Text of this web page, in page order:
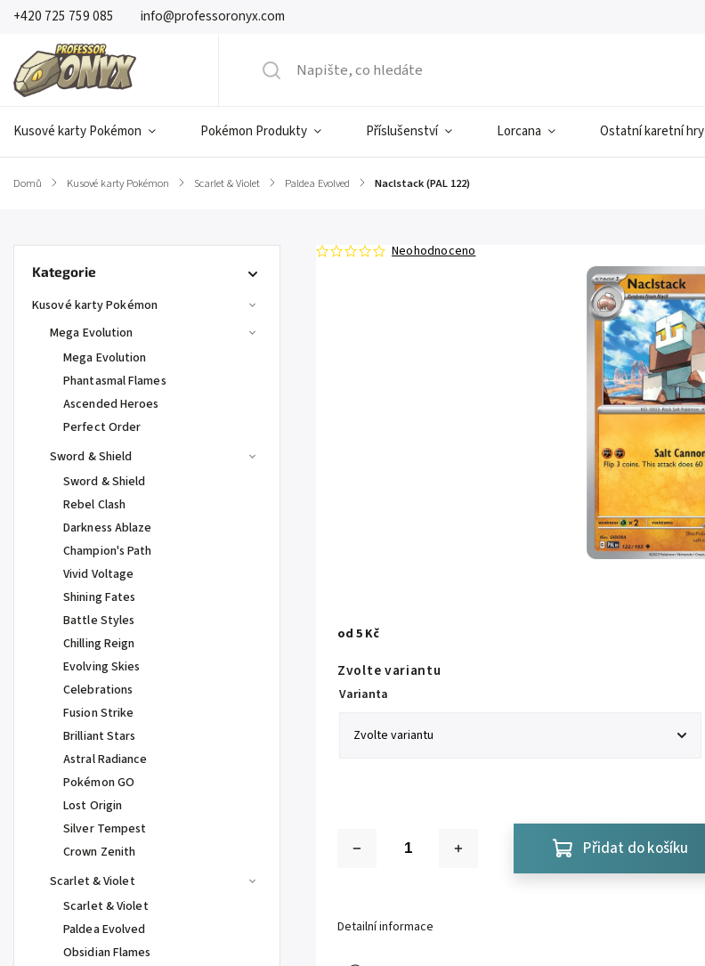
+420 725 759 085 info@professoronyx.com
Kusové karty Pokémon Pokémon Produkty Příslušenství Lorcana Ostatní karetní hry
Domů / Kusové karty Pokémon / Scarlet & Violet / Paldea Evolved / Naclstack (PAL 122)
Kategorie
Kusové karty Pokémon
Mega Evolution
Mega Evolution
Phantasmal Flames
Ascended Heroes
Perfect Order
Sword & Shield
Sword & Shield
Rebel Clash
Darkness Ablaze
Champion's Path
Vivid Voltage
Shining Fates
Battle Styles
Chilling Reign
Evolving Skies
Celebrations
Fusion Strike
Brilliant Stars
Astral Radiance
Pokémon GO
Lost Origin
Silver Tempest
Crown Zenith
Scarlet & Violet
Scarlet & Violet
Paldea Evolved
Obsidian Flames
Neohodnoceno
od 5 Kč
Zvolte variantu
Varianta
Přidat do košíku
Detailní informace